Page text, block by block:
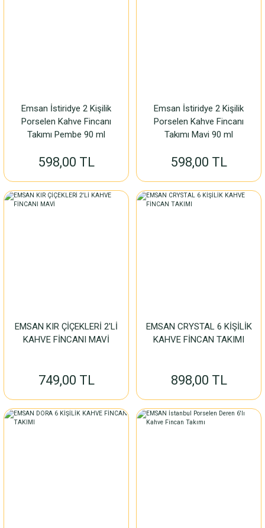
Emsan İstiridye 2 Kişilik
Porselen Kahve Fincanı
Takımı Pembe 90 ml
598,00 TL
Emsan İstiridye 2 Kişilik
Porselen Kahve Fincanı
Takımı Mavi 90 ml
598,00 TL
EMSAN KIR ÇİÇEKLERİ 2'Lİ
KAHVE FİNCANI MAVİ
749,00 TL
EMSAN CRYSTAL 6 KİŞİLİK
KAHVE FİNCAN TAKIMI
898,00 TL